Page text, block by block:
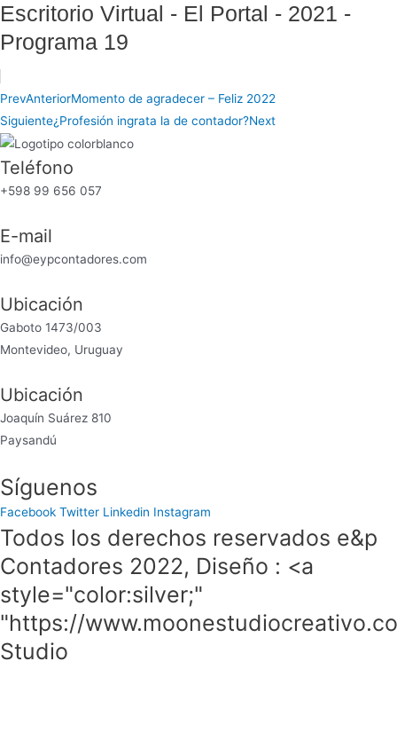
Escritorio Virtual - El Portal - 2021 -
Programa 19
PrevAnteriorMomento de agradecer – Feliz 2022
Siguiente¿Profesión ingrata la de contador?Next
Teléfono
+598 99 656 057
E-mail
info@eypcontadores.com
Ubicación
Gaboto 1473/003
Montevideo, Uruguay
Ubicación
Joaquín Suárez 810
Paysandú
Síguenos
Facebook Twitter Linkedin Instagram
Todos los derechos reservados e&p
Contadores 2022, Diseño : <a
style="color:silver;"
"https://
Studio